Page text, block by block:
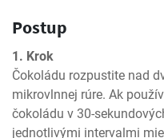
Postup
1. Krok
Čokoládu rozpustite nad
mikrovlnnej rúre. Ak
čokoládu v 30-
jednotlivými intervalmi